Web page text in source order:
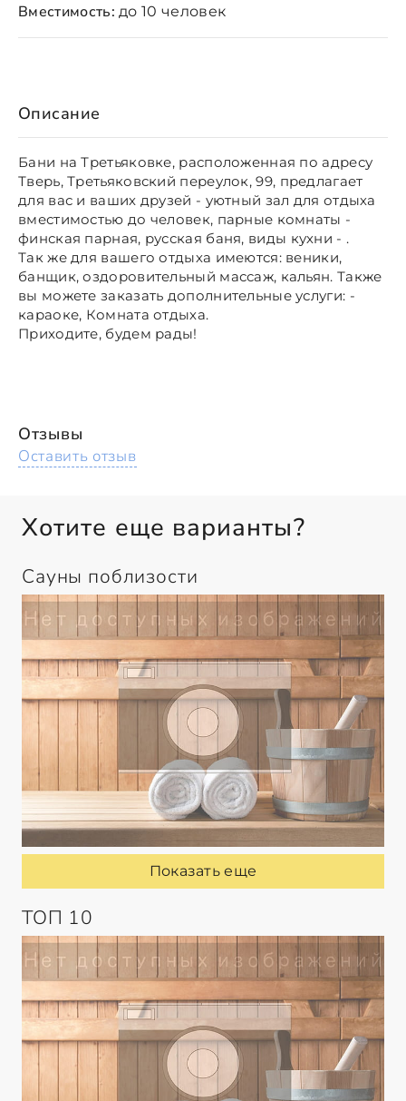
Описание
Бани на Третьяковке, расположенная по адресу
Тверь, Третьяковский переулок, 99, предлагает
для вас и ваших друзей - уютный зал для отдыха
вместимостью до человек, парные комнаты -
финская парная, русская баня, виды кухни - .
Так же для вашего отдыха имеются: веники,
банщик, оздоровительный массаж, кальян. Также
вы можете заказать дополнительные услуги: -
караоке, Комната отдыха.
Приходите, будем рады!
Вместимость: до 10 человек
Отзывы
Оставить отзыв
Хотите еще варианты?
Сауны поблизости
Показать еще
ТОП 10